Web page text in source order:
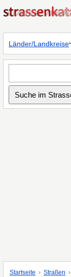
Länder/Landkreise·
Startseite Straßen